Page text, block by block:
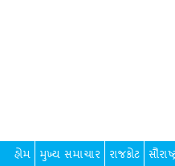
હોમ મુખ્ય સમાચાર રાજકોટ